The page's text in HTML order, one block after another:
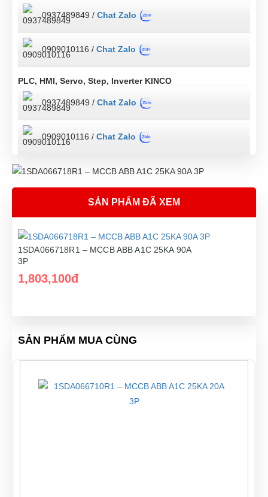
0937489849 / Chat Zalo
0909010116 / Chat Zalo
PLC, HMI, Servo, Step, Inverter KINCO
0937489849 / Chat Zalo
0909010116 / Chat Zalo
SẢN PHẨM ĐÃ XEM
1SDA066718R1 – MCCB ABB A1C 25KA 90A
3P
1,803,100đ
SẢN PHẨM MUA CÙNG